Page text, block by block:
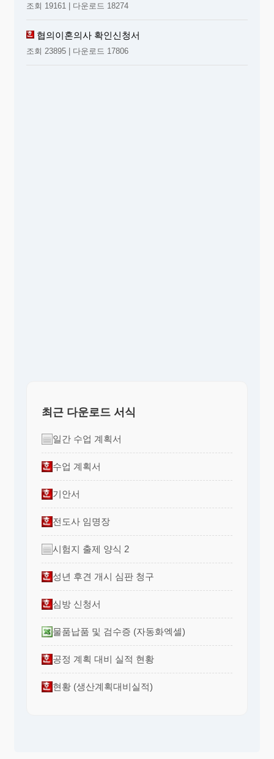
조회 19161 | 다운로드 18274
협의이혼의사 확인신청서
조회 23895 | 다운로드 17806
최근 다운로드 서식
일간 수업 계획서
수업 계획서
기안서
전도사 임명장
시험지 출제 양식 2
성년 후견 개시 심판 청구
심방 신청서
물품납품 및 검수증 (자동화엑셀)
공정 계획 대비 실적 현황
현황 (생산계획대비실적)